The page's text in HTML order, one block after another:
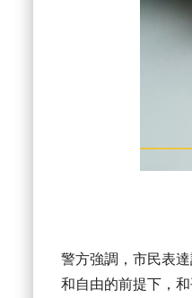
警方強調，市民表
和自由的前提下，